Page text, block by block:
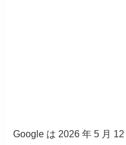
Google は 2026 年 5 月